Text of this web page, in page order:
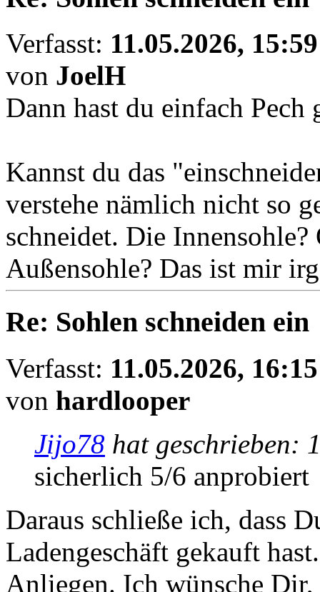
Verfasst: 11.05.2026, 15:59
von JoelH
Dann hast du einfach Pech
Kannst du das
verstehe nämlich nicht so
schneidet. Die
Außensohle? Das ist mir
Re: Sohlen schneiden ein
Verfasst: 11.05.2026, 16:15
von hardlooper
Jijo78 hat geschrieben:
sicherlich 5/6 anprobiert
Daraus schließe ich, dass
Ladengeschäft gekauft
Anliegen. Ich wünsche Dir,